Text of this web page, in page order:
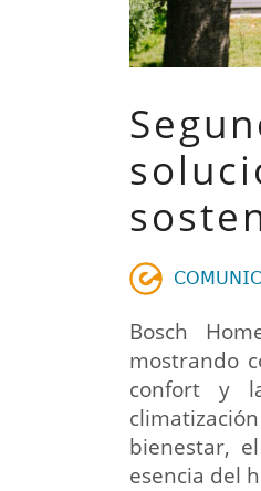
Bosch
mostrando
confort y
bienestar,
esencia del